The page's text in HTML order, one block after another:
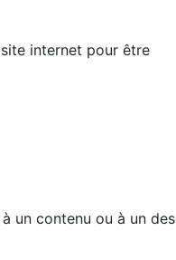
internet pour être
un contenu ou à un des